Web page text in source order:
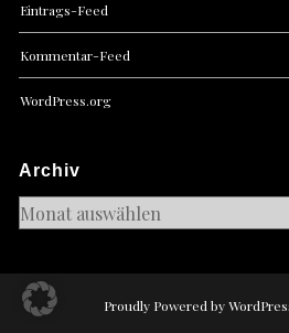
Eintrags-Feed
Kommentar-Feed
WordPress.org
Archiv
Archiv
Proudly Powered by